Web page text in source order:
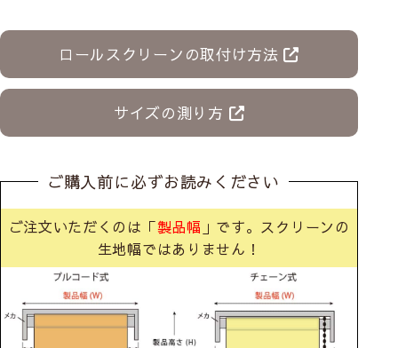
ロールスクリーンの取付け方法
サイズの測り方
ご購入前に必ずお読みください
ご注文いただくのは「製品幅 」です。スクリーンの
生地幅ではありません！